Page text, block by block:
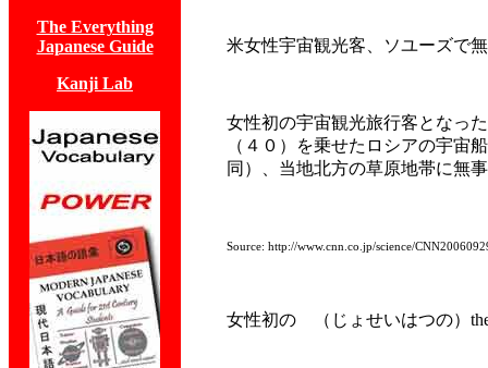
The Everything
Japanese Guide
Kanji Lab
米女性宇宙観光客、ソユーズで
女性初の宇宙観光旅行客となっ
（４０）を乗せたロシアの宇宙
同）、当地北方の草原地帯に無
Source: http://www.cnn.co.jp/science/
女性初の （じょせいはつの）